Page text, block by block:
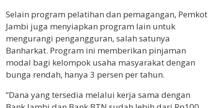
Selain program pelatihan dan pemagangan, Pemkot
Jambi juga menyiapkan program lain untuk
mengurangi pengangguran, salah satunya
Banharkat. Program ini memberikan pinjaman
modal bagi kelompok usaha masyarakat dengan
bunga rendah, hanya 3 persen per tahun.
“Dana yang tersedia melalui kerja sama dengan